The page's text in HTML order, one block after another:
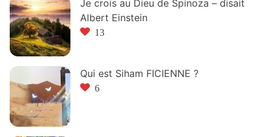
Je crois au Dieu de Spinoza – disait
Albert Einstein
13
Qui est Siham FICIENNE ?
6